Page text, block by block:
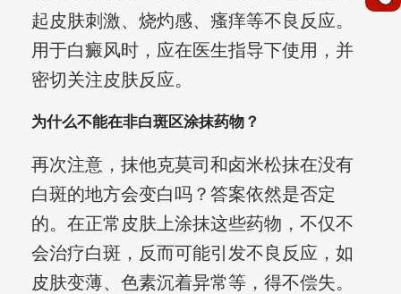
起皮肤刺激、烧灼感、瘙痒等不良反应。
用于白癜风时，应在医生指导下使用，并
密切关注皮肤反应。
为什么不能在非白斑区涂抹药物？
再次注意，抹他克莫司和卤米松抹在没有
白斑的地方会变白吗？答案依然是否定
的。在正常皮肤上涂抹这些药物，不仅不
会治疗白斑，反而可能引发不良反应，如
皮肤变薄、色素沉着异常等，得不偿失。